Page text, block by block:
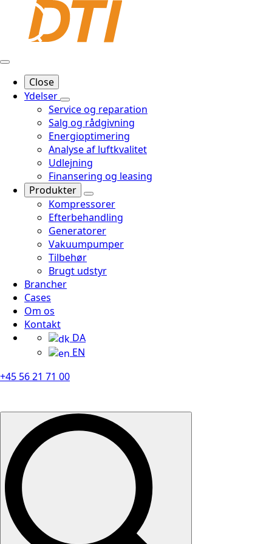
Close
Ydelser
Service og reparation
Salg og rådgivning
Energioptimering
Analyse af luftkvalitet
Udlejning
Finansering og leasing
Produkter
Kompressorer
Efterbehandling
Generatorer
Vakuumpumper
Tilbehør
Brugt udstyr
Brancher
Cases
Om os
Kontakt
DA
EN
+45 56 21 71 00